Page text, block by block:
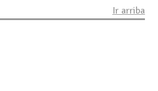
Ir arriba